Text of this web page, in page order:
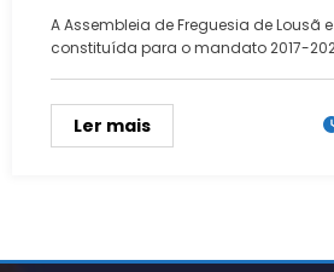
A Assembleia de Freguesia de Lousã
constituída para o mandato 2017-
Ler mais